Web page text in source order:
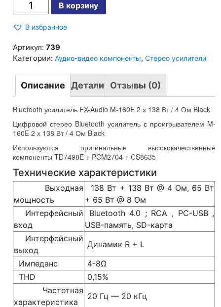
усилитель
Audio
160E
2
х
Вт
Ом
В корзину
В избранное
Артикул:739
Категории:Аудио-видео компоненты,Стерео усилители
Описание Детали Отзывы (0)
Bluetooth усилитель FX-Audio M-160E 2 х 138 Вт / 4 Ом Black
Цифровой стерео Bluetooth усилитель с проигрывателем M-
160E 2 х 138 Вт / 4 Ом Black
Используются оригинальные высококачественные
компоненты TD7498E + PCM2704 + CS8635
Технические характеристики
Выходная
мощность
138 Вт + 138 Вт @ 4 Ом, 65 Вт
+ 65 Вт @ 8 Ом
Интерфейсный
вход
Bluetooth 4.0 ; RCA , PC-USB ,
USB-память, SD-карта
Интерфейсный
выход
Динамик R + L
Импеданс
4-8Ω
THD
0,15%
Частотная
характеристика
20 Гц — 20 кГц